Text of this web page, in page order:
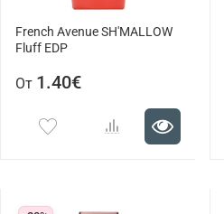
French Avenue SH'MALLOW
Fluff EDP
От 1.40€